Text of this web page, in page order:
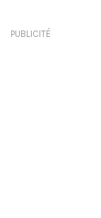
PUBLICITÉ